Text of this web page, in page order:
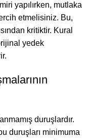
yapılırken, mutlaka
etmelisiniz. Bu,
kritiktir. Kural
yedek
duruşlardır.
duruşları minimuma